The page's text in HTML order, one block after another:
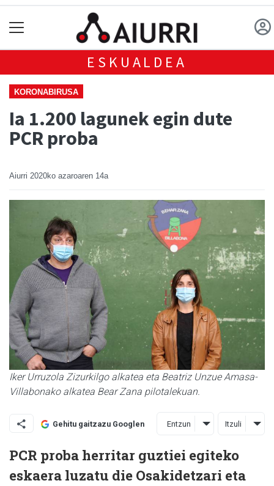
ESKUALDEA
KORONABIRUSA
Ia 1.200 lagunek egin dute
PCR proba
Aiurri 2020ko azaroaren 14a
Iker Urruzola Zizurkilgo alkatea eta Beatriz Unzue Amasa-
Villabonako alkatea Bear Zana pilotalekuan.
Gehitu gaitzazu Googlen Entzun Itzuli
PCR proba herritar guztiei egiteko
eskaera luzatu die Osakidetzari eta